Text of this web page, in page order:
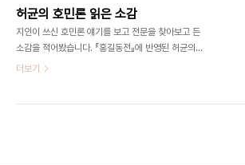
허균의 호민론 읽은 소감
지인이 쓰신 호민론 얘기를 보고 전문을 찾아보고 든
소감을 적어봤습니다. 『홍길동전』에 반영된 허균의
호민론(豪民
더보기